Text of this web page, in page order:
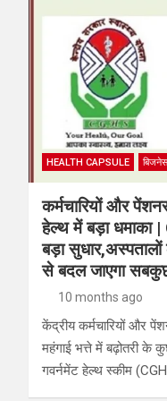
HEALTH CAPSULE बिजनेस
कर्मचारियों और
हेल्थ में बड़ा धमाका
बड़ा
से बदल जाएगा
10 months ago
केंद्रीय कर्मचारियों और
महंगाई भत्ते में बढ़ोतरी के
गवर्नमेंट हेल्थ स्कीम